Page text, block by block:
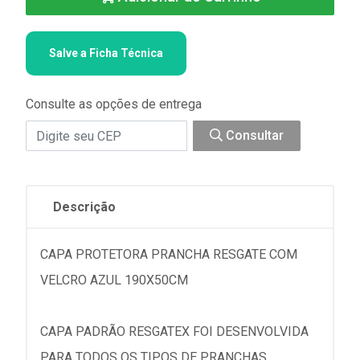
Salve a Ficha Técnica
Consulte as opções de entrega
Consultar
Descrição
CAPA PROTETORA PRANCHA RESGATE COM
VELCRO AZUL 190X50CM
CAPA PADRÃO RESGATEX FOI DESENVOLVIDA